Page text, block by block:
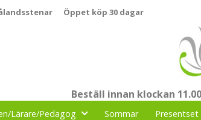
Öppet köp 30 dagar
Beställ innan klockan
Lärare/Pedagog Sommar Presentset